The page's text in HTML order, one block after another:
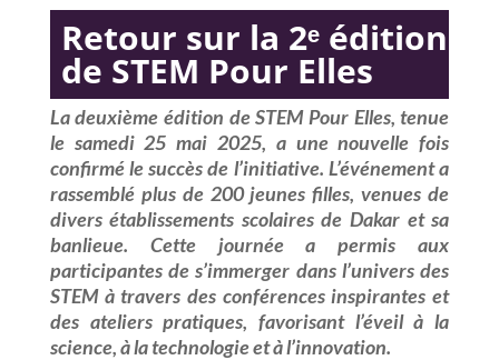
Retour sur la 2ᵉ édition
de STEM Pour Elles
La deuxième édition deSTEM Pour Elles, tenue
le samedi 25 mai 2025, a une nouvelle fois
confirmé le succès de l’initiative. L’événement a
rassemblé plus de 200 jeunes filles, venues de
divers établissements scolaires de Dakar et sa
banlieue. Cette journée a permis aux
participantes de s’immerger dans l’univers des
STEM à travers des conférences inspirantes et
des ateliers pratiques, favorisant l’éveil à la
science, à la technologie et à l’innovation.